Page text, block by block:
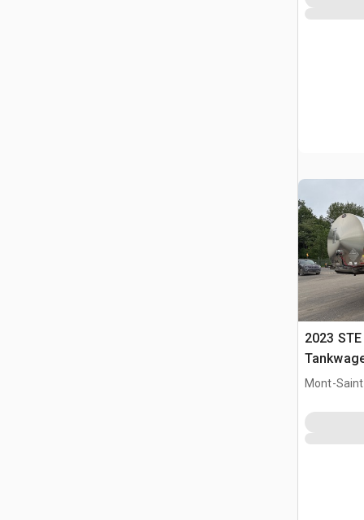
2023
Mont-